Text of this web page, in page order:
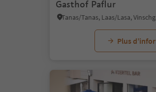
Gasthof Paflur
Plus